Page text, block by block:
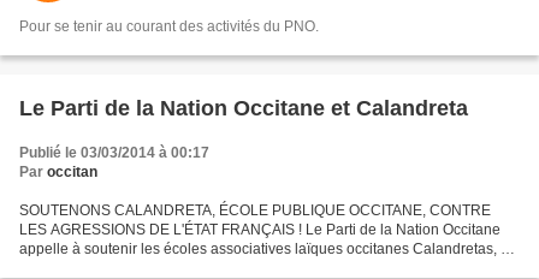
Pour se tenir au courant des activités du PNO.
Le Parti de la Nation Occitane et Calandreta
Publié le 03/03/2014 à 00:17
Par occitan
SOUTENONS CALANDRETA, ÉCOLE PUBLIQUE OCCITANE, CONTRE
LES AGRESSIONS DE L'ÉTAT FRANÇAIS ! Le Parti de la Nation Occitane
appelle à soutenir les écoles associatives laïques occitanes Calandretas, et